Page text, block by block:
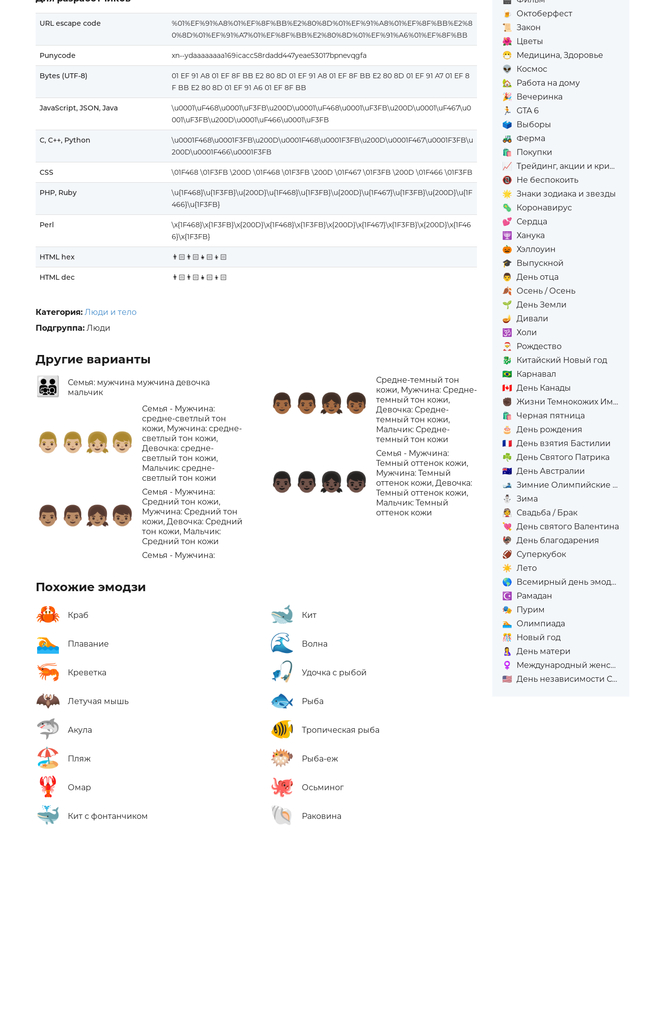
URL escape code
%01%EF%91%A8%01%EF%8F%BB%E2%80%8D%01%EF%91%A8%01%EF%8F%BB%E2%8
0%8D%01%EF%91%A7%01%EF%8F%BB%E2%80%8D%01%EF%91%A6%01%EF%8F%BB
Punycode xn--ydaaaaaaaa169icacc58rdadd447yeae53017bpnevqgfa
Bytes (UTF-8)
01 EF 91 A8 01 EF 8F BB E2 80 8D 01 EF 91 A8 01 EF 8F BB E2 80 8D 01 EF 91 A7 01 EF 8
F BB E2 80 8D 01 EF 91 A6 01 EF 8F BB
JavaScript, JSON, Java
\u0001\uF468\u0001\uF3FB\u200D\u0001\uF468\u0001\uF3FB\u200D\u0001\uF467\u0
001\uF3FB\u200D\u0001\uF466\u0001\uF3FB
C, C++, Python
\u0001F468\u0001F3FB\u200D\u0001F468\u0001F3FB\u200D\u0001F467\u0001F3FB\u
200D\u0001F466\u0001F3FB
CSS \01F468 \01F3FB \200D \01F468 \01F3FB \200D \01F467 \01F3FB \200D \01F466 \01F3FB
PHP, Ruby
\u{1F468}\u{1F3FB}\u{200D}\u{1F468}\u{1F3FB}\u{200D}\u{1F467}\u{1F3FB}\u{200D}\u{1F
466}\u{1F3FB}
Perl
\x{1F468}\x{1F3FB}\x{200D}\x{1F468}\x{1F3FB}\x{200D}\x{1F467}\x{1F3FB}\x{200D}\x{1F46
6}\x{1F3FB}
HTML hex 👨🏻‍👨🏻‍👧🏻‍👦🏻
HTML dec 👨🏻‍👨🏻‍👧🏻‍👦🏻
Категория: Люди и тело
Подгруппа: Люди
Другие варианты
👨‍👨‍👧‍👦
Семья: мужчина мужчина девочка
мальчик
👨🏼‍👨🏼‍👧🏼‍👦🏼
Семья - Мужчина:
средне-светлый тон
кожи, Мужчина: средне-
светлый тон кожи,
Девочка: средне-
светлый тон кожи,
Мальчик: средне-
светлый тон кожи
👨🏽‍👨🏽‍👧🏽‍👦🏽
Семья - Мужчина:
Средний тон кожи,
Мужчина: Средний тон
кожи, Девочка: Средний
тон кожи, Мальчик:
Средний тон кожи
👨🏾‍👨🏾‍👧🏾‍👦🏾
Семья - Мужчина:
Средне-темный тон
кожи, Мужчина: Средне-
темный тон кожи,
Девочка: Средне-
темный тон кожи,
Мальчик: Средне-
темный тон кожи
👨🏿‍👨🏿‍👧🏿‍👦🏿
Семья - Мужчина:
Темный оттенок кожи,
Мужчина: Темный
оттенок кожи, Девочка:
Темный оттенок кожи,
Мальчик: Темный
оттенок кожи
Похожие эмодзи
🦀 Краб
🏊 Плавание
🦐 Креветка
🦇 Летучая мышь
🦈 Акула
🏖️ Пляж
🦞 Омар
🐳 Кит с фонтанчиком
🐋 Кит
🌊 Волна
🎣 Удочка с рыбой
🐟 Рыба
🐠 Тропическая рыба
🐡 Рыба-еж
🐙 Осьминог
🐚 Раковина
🍺
Октоберфест
📜 Закон
🌺 Цветы
😷 Медицина, Здоровье
👽
Космос
🏡
Работа на дому
🎉 Вечеринка
🏃
GTA 6
🗳️ Выборы
🚜 Ферма
🛍️
Покупки
📈 Трейдинг, акции и криптовалюта
📵 Не беспокоить
🌟 Знаки зодиака и звезды
🦠 Коронавирус
💕 Сердца
🕎
Ханука
🎃 Хэллоуин
🎓 Выпускной
👨 День отца
🍂 Осень / Осень
🌱 День Земли
🪔 Дивали
🕉️
Холи
🎅
Рождество
🐉
Китайский Новый год
🇧🇷 Карнавал
🇨🇦 День Канады
✊🏿 Жизни Темнокожих Имеют Значение
🛍️
Черная пятница
🎂
День рождения
🇫🇷 День взятия Бастилии
☘️ День Святого Патрика
🇦🇺 День Австралии
🎿 Зимние Олимпийские игры
⛄
Зима
👰 Свадьба / Брак
💘 День святого Валентина
🦃 День благодарения
🏈 Суперкубок
☀️ Лето
🌎 Всемирный день эмодзи
☪️
Рамадан
🎭 Пурим
🏊 Олимпиада
🎊
Новый год
🤱
День матери
♀️
Международный женский день (8-е марта)
🇺🇸 День независимости США